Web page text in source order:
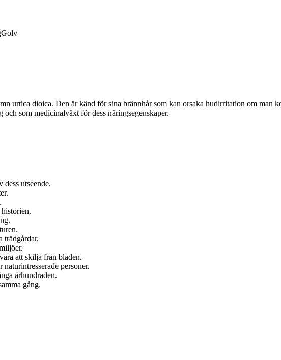
Golv
urtica dioica. Den är känd för sina brännhår som kan orsaka hudirritation om man
som medicinalväxt för dess näringsegenskaper.
utseende.
trädgårdar.
att skilja från bladen.
personer.
århundraden.
gång.